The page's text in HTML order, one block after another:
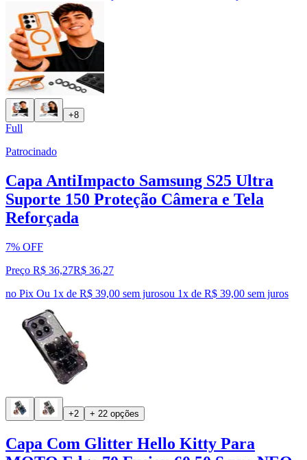
+8
Full
Patrocinado
Capa AntiImpacto Samsung S25 Ultra
Suporte 150 Proteção Câmera e Tela
Reforçada
7% OFF
Preço R$ 36,27R$ 36,27
no Pix Ou 1x de R$ 39,00 sem jurosou 1x de R$ 39,00 sem juros
+2 + 22 opções
Capa Com Glitter Hello Kitty Para